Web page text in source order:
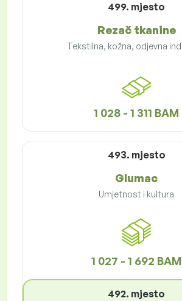
499. mjesto
Rezač tkanine
Tekstilna, kožna, odjevna
1 028 - 1 311 BAM
493. mjesto
Glumac
Umjetnost i kultura
1 027 - 1 692 BAM
492. mjesto